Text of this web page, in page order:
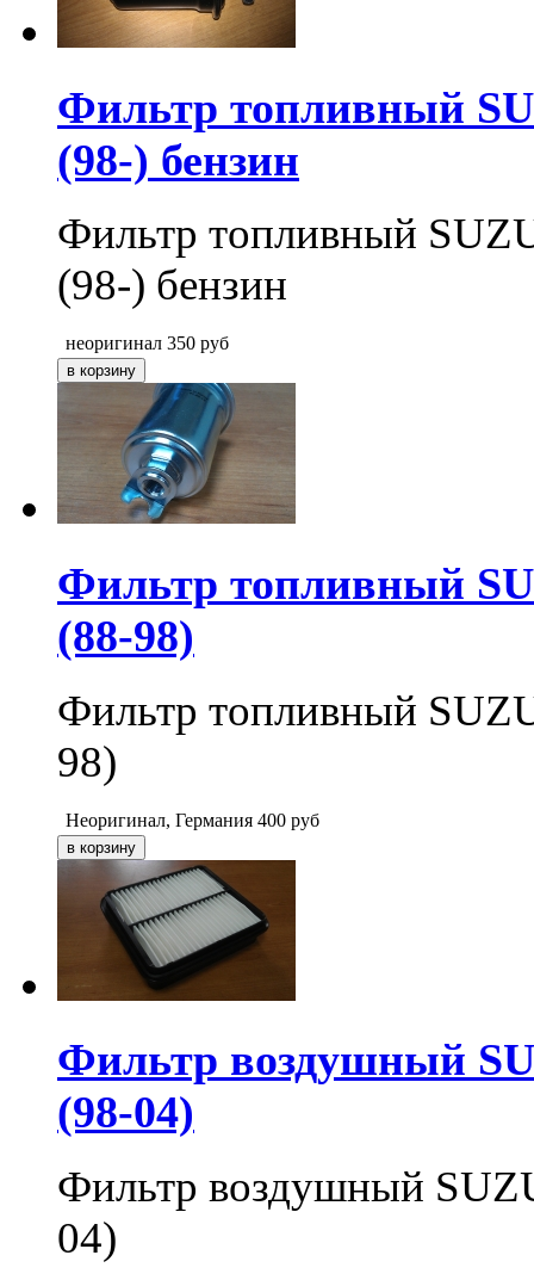
Фильтр топливный
(98-) бензин
Фильтр топливный
(98-) бензин
неоригинал 350 руб
Фильтр топливный
(88-98)
Фильтр топливный
98)
Неоригинал, Германия 400 руб
Фильтр воздушный
(98-04)
Фильтр воздушный
04)